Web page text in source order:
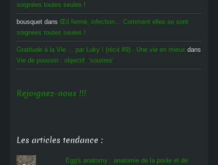
soignées toutes seules !
bousquet dans Œil fermé, infection… Comment elles se sont
soignées toutes seules !
Gratitude à la Vie ... par Luky ! (récit #9) - Une vie en mieux dans
Vie de poussin : objectif ‘sourires’
Rejoignez-nous !!!
Les articles tendance :
Egg's anatomy : anatomie de la poule et de